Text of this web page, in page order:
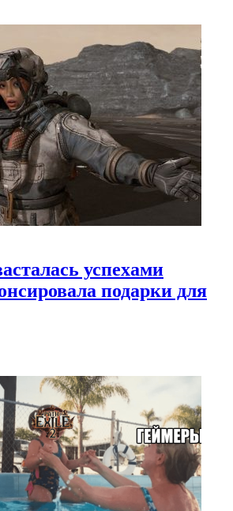
успехами
подарки для